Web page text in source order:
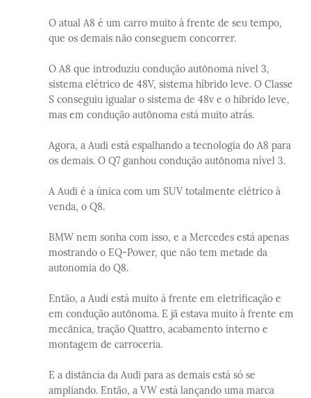
O atual A8 é um carro muito à frente de seu tempo,
que os demais não conseguem concorrer.
O A8 que introduziu condução autônoma nível 3,
sistema elétrico de 48V, sistema híbrido leve. O Classe
S conseguiu igualar o sistema de 48v e o hibrido leve,
mas em condução autônoma está muito atrás.
Agora, a Audi está espalhando a tecnologia do A8 para
os demais. O Q7 ganhou condução autônoma nível 3.
A Audi é a única com um SUV totalmente elétrico à
venda, o Q8.
BMW nem sonha com isso, e a Mercedes está apenas
mostrando o EQ-Power, que não tem metade da
autonomia do Q8.
Então, a Audi está muito à frente em eletrificação e
em condução autônoma. E jã estava muito à frente em
mecânica, tração Quattro, acabamento interno e
montagem de carroceria.
E a distância da Audi para as demais está só se
ampliando. Então, a VW está lançando uma marca